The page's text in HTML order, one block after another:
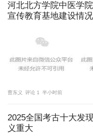
河北北方学院中医学
宣传教育基地建设情况
曹东义 评论 1 半小时前
2025全国考古十大发
义重大